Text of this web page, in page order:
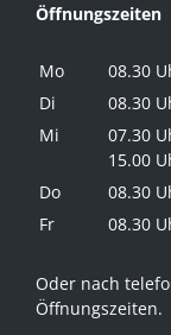
Öffnungszeiten
Mo
08.30
Di
08.30
Mi
07.30
15.00
Do
08.30
Fr
08.30
Oder nach
Öffnungszeiten.